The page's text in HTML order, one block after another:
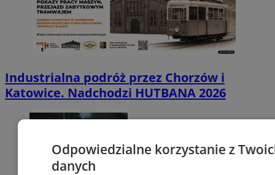
Industrialna podróż przez Chorzów i
Katowice. Nadchodzi HUTBANA 2026
Odpowiedzialne korzystanie z
danych